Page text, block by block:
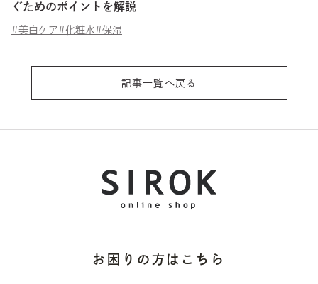
ぐためのポイントを解説
#美白ケア#化粧水#保湿
記事一覧へ戻る
お困りの方はこちら